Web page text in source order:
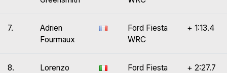
7.
Adrien
Fourmaux
Ford Fiesta
WRC
+ 1:13.4
8.
Lorenzo
Ford Fiesta
+ 2:27.7